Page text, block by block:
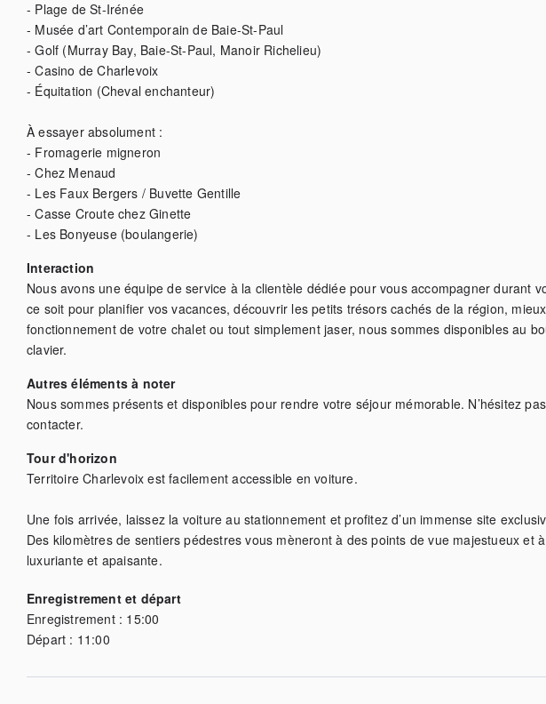
- Plage de St-Irénée
- Musée d’art Contemporain de Baie-St-Paul
- Golf (Murray Bay, Baie-St-Paul, Manoir Richelieu)
- Casino de Charlevoix
- Équitation (Cheval enchanteur)
À essayer absolument :
- Fromagerie migneron
- Chez Menaud
- Les Faux Bergers / Buvette Gentille
- Casse Croute chez Ginette
- Les Bonyeuse (boulangerie)
Interaction
Nous avons une équipe de service à la clientèle dédiée pour vous accompagner durant
ce soit pour planifier vos vacances, découvrir les petits trésors cachés de la région,
fonctionnement de votre chalet ou tout simplement jaser, nous sommes disponibles au
clavier.
Autres éléments à noter
Nous sommes présents et disponibles pour rendre votre séjour mémorable. N’hésitez
contacter.
Tour d'horizon
Territoire Charlevoix est facilement accessible en voiture.
Une fois arrivée, laissez la voiture au stationnement et profitez d’un immense site
Des kilomètres de sentiers pédestres vous mèneront à des points de vue majestueux et
luxuriante et apaisante.
Enregistrement et départ
Enregistrement : 15:00
Départ : 11:00